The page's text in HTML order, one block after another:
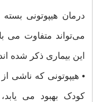
درمان هیپوتونی
می‌تواند متفاوت می
این بیماری ذکر شده
• هیپوتونی که ناشی
کودک بهبود می